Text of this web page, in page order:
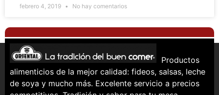
febrero 4, 2019 No hay comentarios
Productos
alimenticios de la mejor calidad: fideos, salsas, leche
de soya y mucho más. Excelente servicio a precios